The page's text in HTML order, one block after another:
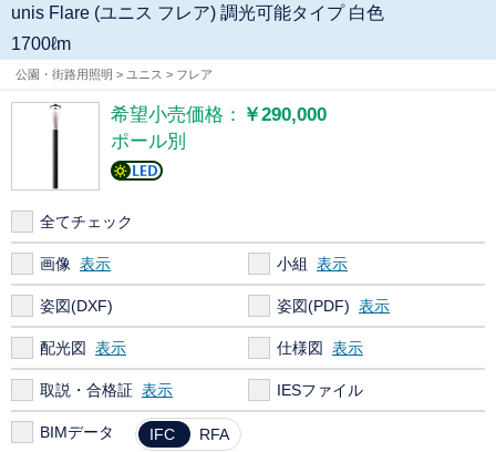
unis Flare (ユニス フレア) 調光可能タイプ 白色
1700ℓm
公園・街路用照明 > ユニス > フレア
希望小売価格： ￥290,000
ポール別
全てチェック
画像 小組
姿図(DXF) 姿図(PDF)
配光図 仕様図
取説・合格証 IESファイル
BIMデータ IFC
RFA